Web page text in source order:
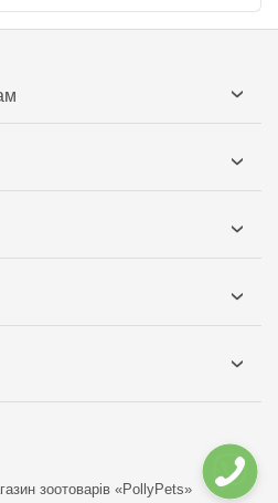
зоотоварів «PollyPets»